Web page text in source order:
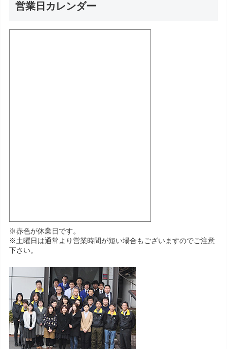
営業日カレンダー
※赤色が休業日です。
※土曜日は通常より営業時間が短い場合もございますのでご注意
下さい。